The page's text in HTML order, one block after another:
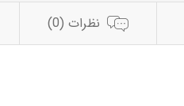
نظرات (0)